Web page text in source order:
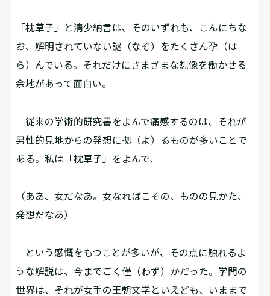
「枕草子」と清少納言は、そのいずれも、こんにちな
お、解明されていない謎（なぞ）をたくさん孕（は
ら）んでいる。それだけにさまざまな想像を働かせる
余地があって面白い。
従来の学術的研究書をよんで痛感するのは、それが
男性的見地からの発想に拠（よ）るものが多いことで
ある。私は「枕草子」をよんで、
（ああ、女だなあ。女なればこその、ものの見かた、
発想だなあ――）
という感慨をもつことが多いが、その点に触れるよ
うな解説は、今までごく僅（わず）かだった。学問の
世界は、それが女手の王朝文学といえども、いままで